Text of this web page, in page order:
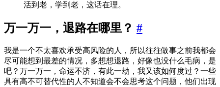
活到老，学到老，这话在理。
万一万一，退路在哪里？ #
我是一个不太喜欢承受高风险的人，所以往往做事之前我都会
尽可能想到最差的情况，多想想退路，好像也没什么毛病，是
吧？万一万一，命运不济，有此一劫，我又该如何度过？一些
具有高不可替代性的人不知道会不会思考这个问题，他们出现